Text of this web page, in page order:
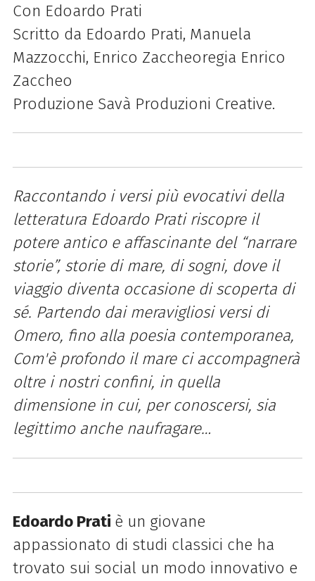
Con Edoardo Prati
Scritto da Edoardo Prati, Manuela
Mazzocchi, Enrico Zaccheoregia Enrico
Zaccheo
Produzione Savà Produzioni Creative.
Raccontando i versi più evocativi della
letteratura Edoardo Pratiriscopre il
potere antico e affascinante del “narrare
storie”, storie di mare, di sogni, dove il
viaggio diventa occasione di scoperta di
sé. Partendo dai meravigliosi versi di
Omero, fino alla poesia contemporanea,
Com'è profondo il mare ci accompagnerà
oltre i nostri confini, in quella
dimensione in cui, per conoscersi, sia
legittimo anche naufragare…
Edoardo Prati è un giovane
appassionato di studi classici che ha
trovato sui social un modo innovativo e